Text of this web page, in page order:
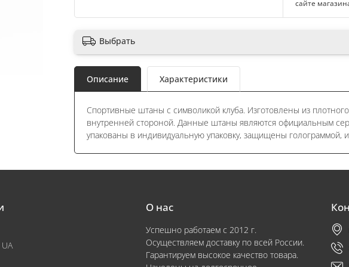
сайте
Выбрать
Описание Характеристики
Спортивные штаны с символикой клуба. Изготовлены из
внутренней стороной. Данные штаны являются официальным
упакованы в индивидуальную упаковку, защищены голограммой,
О нас
Успешно работаем с 2012 г.
Осуществляем доставку по всей России.
Гарантируем высокое качество товара.